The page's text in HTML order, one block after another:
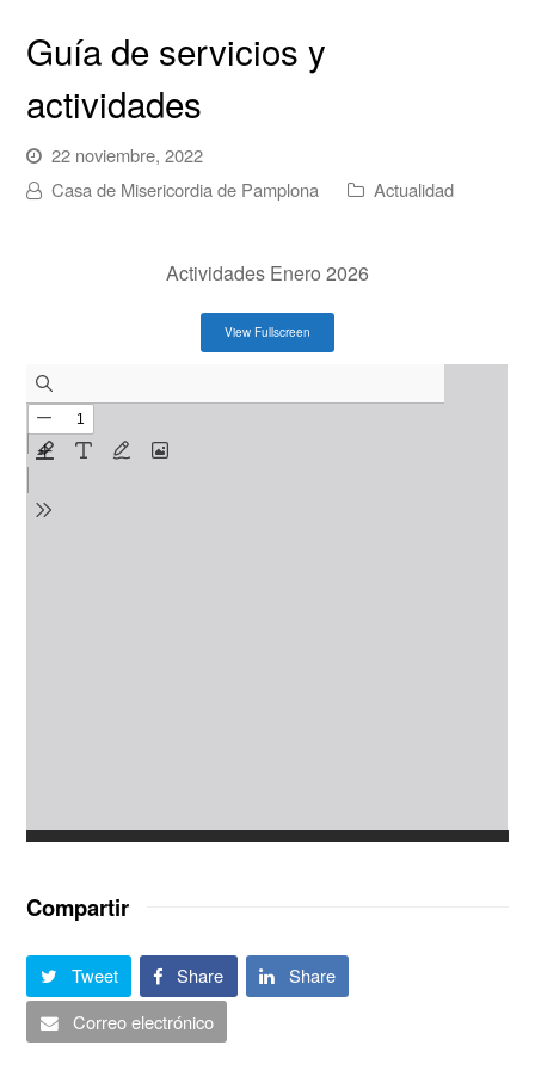
Guía de servicios y
actividades
22 noviembre, 2022
Casa de Misericordia de Pamplona
Actualidad
Actividades Enero 2026
View Fullscreen
Compartir
Tweet Share
Share
Correo electrónico